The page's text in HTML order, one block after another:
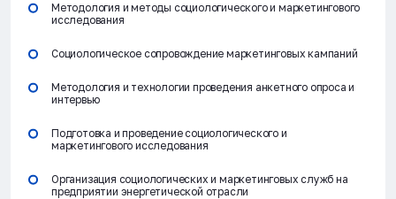
Методология и методы социологического и маркетингового
исследования
Социологическое сопровождение маркетинговых кампаний
Методология и технологии проведения анкетного опроса и
интервью
Подготовка и проведение социологического и
маркетингового исследования
Организация социологических и маркетинговых служб на
предприятии энергетической отрасли